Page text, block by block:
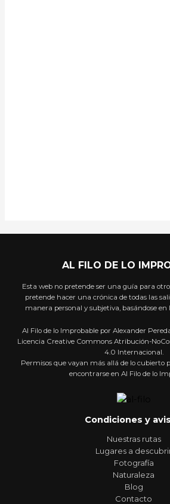
AL FILO DE LO
Esta web no pretende ser una guía para
pretende hacer una crónica de todas las
manera personal y subjetiva, basándose en
Al Filo de lo Improbable por Alexander
Licencia Creative Commons Atribución-
4.0 Internacional.
Permisos que vayan más allá de lo cubierto
encontrarse en Al Filo de lo
Condiciones y
Nuestras rutas
Lugares a
Fotografía
Naturaleza
Blog
Contacto